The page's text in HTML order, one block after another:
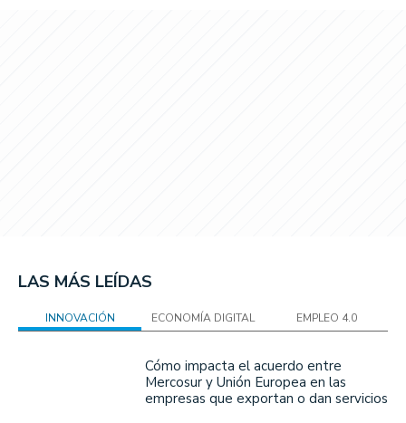
LAS MÁS LEÍDAS
INNOVACIÓN ECONOMÍA DIGITAL EMPLEO 4.0
Cómo impacta el acuerdo entre
Mercosur y Unión Europea en las
empresas que exportan o dan servicios